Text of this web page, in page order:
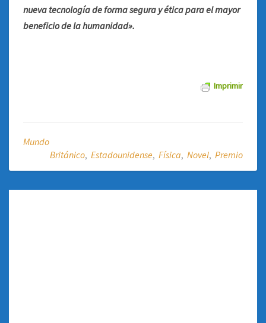
nueva tecnología de forma segura y ética para el mayor
beneficio de la humanidad».
Imprimir
Mundo
Británico, Estadounidense, Física, Novel, Premio